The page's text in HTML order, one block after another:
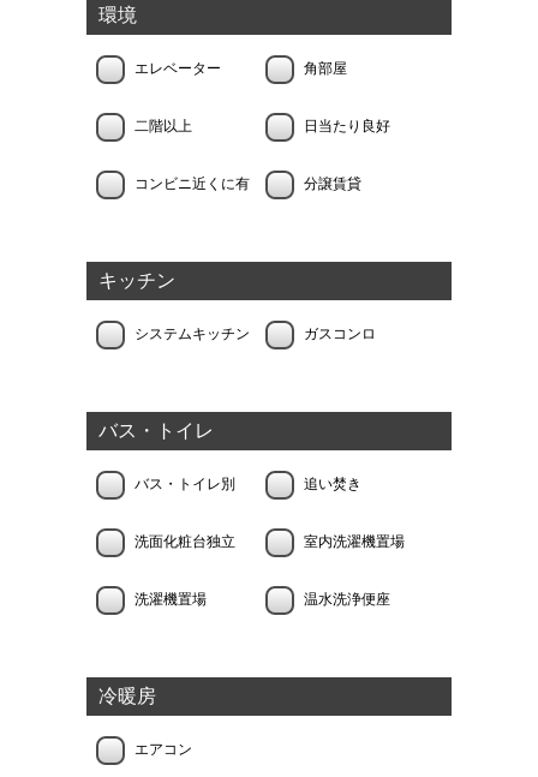
環境
エレベーター 角部屋
二階以上 日当たり良好
コンビニ近くに有 分譲賃貸
キッチン
システムキッチン ガスコンロ
バス・トイレ
バス・トイレ別 追い焚き
洗面化粧台独立 室内洗濯機置場
洗濯機置場 温水洗浄便座
冷暖房
エアコン